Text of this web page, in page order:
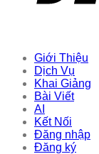
Giới Thiệu
Dịch Vụ
Khai Giảng
Bài Viết
AI
Kết Nối
Đăng nhập
Đăng ký